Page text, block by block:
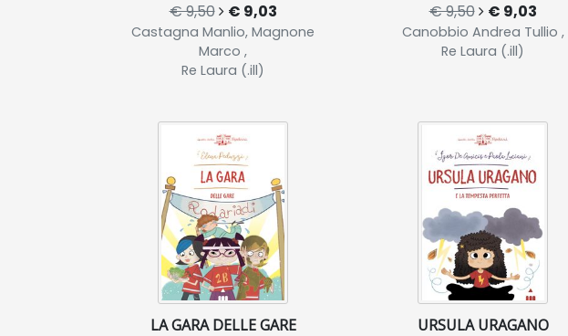
€ 9,50 € 9,03
Castagna Manlio, Magnone
Marco ,
Re Laura (.ill)
€ 9,50 € 9,03
Canobbio Andrea Tullio ,
Re Laura (.ill)
LA GARA DELLE GARE URSULA URAGANO